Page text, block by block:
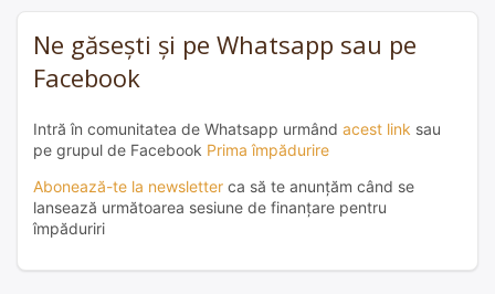
Ne găsești și pe Whatsapp sau pe
Facebook
Intră în comunitatea de Whatsapp urmând acest link sau
pe grupul de Facebook Prima împădurire
Abonează-te la newsletter ca să te anunțăm când se
lansează următoarea sesiune de finanțare pentru
împăduriri